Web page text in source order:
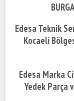
Edesa Teknik
Kocaeli
Edesa Marka
Yedek Parça